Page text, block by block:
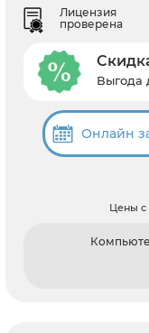
Лицензия
проверена
Выгода
Онлайн
Цены с